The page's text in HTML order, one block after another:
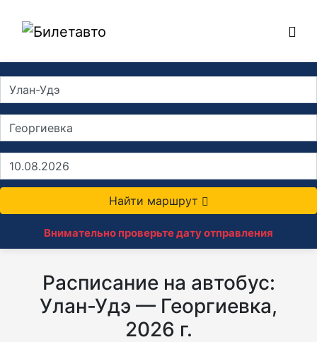
Найти маршрут
Внимательно проверьте дату отправления
Расписание на автобус:
Улан-Удэ — Георгиевка,
2026 г.